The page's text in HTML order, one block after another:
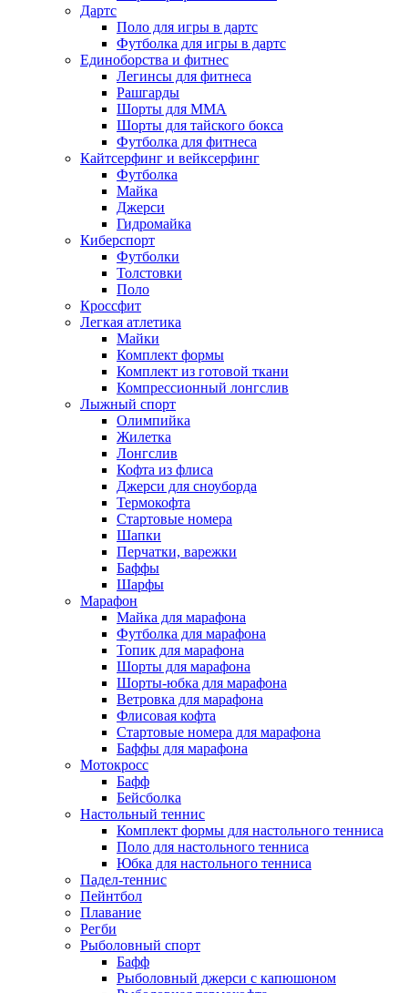
Дартс
Поло для игры в дартс
Футболка для игры в дартс
Единоборства и фитнес
Легинсы для фитнеса
Рашгарды
Шорты для MMA
Шорты для тайского бокса
Футболка для фитнеса
Кайтсерфинг и вейксерфинг
Футболка
Майка
Джерси
Гидромайка
Киберспорт
Футболки
Толстовки
Поло
Кроссфит
Легкая атлетика
Майки
Комплект формы
Комплект из готовой ткани
Компрессионный лонгслив
Лыжный спорт
Олимпийка
Жилетка
Лонгслив
Кофта из флиса
Джерси для сноуборда
Термокофта
Стартовые номера
Шапки
Перчатки, варежки
Баффы
Шарфы
Марафон
Майка для марафона
Футболка для марафона
Топик для марафона
Шорты для марафона
Шорты-юбка для марафона
Ветровка для марафона
Флисовая кофта
Стартовые номера для марафона
Баффы для марафона
Мотокросс
Бафф
Бейсболка
Настольный теннис
Комплект формы для настольного тенниса
Поло для настольного тенниса
Юбка для настольного тенниса
Падел-теннис
Пейнтбол
Плавание
Регби
Рыболовный спорт
Бафф
Рыболовный джерси с капюшоном